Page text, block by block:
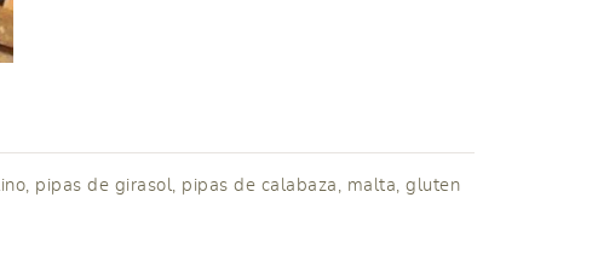
pipas de girasol, pipas de calabaza, malta, gluten